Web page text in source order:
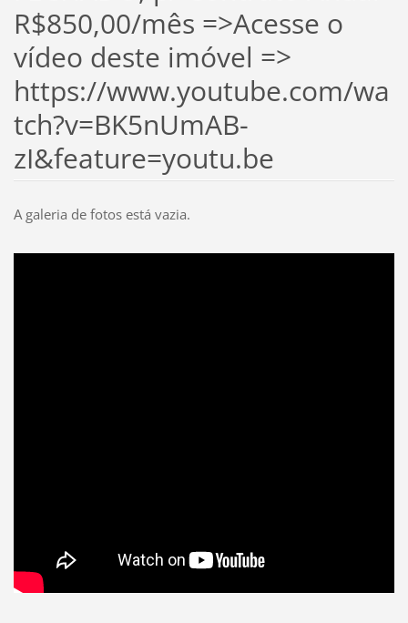
R$850,00/mês =>Acesse o
vídeo deste imóvel =>
https://www.youtube.com/wa
tch?v=BK5nUmAB-
zI&feature=youtu.be
A galeria de fotos está vazia.